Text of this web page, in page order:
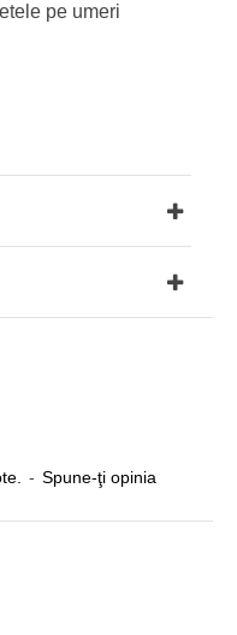
pe umeri
- Spune-ţi opinia